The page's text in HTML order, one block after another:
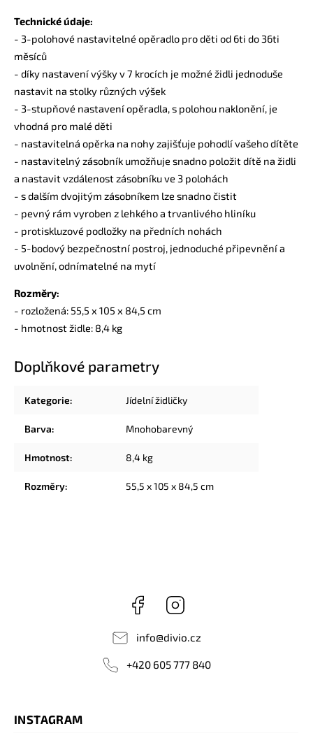
Technické údaje:
- 3-polohové nastavitelné opěradlo pro děti od 6ti do 36ti
měsíců
- díky nastavení výšky v 7 krocích je možné židli jednoduše
nastavit na stolky různých výšek
- 3-stupňové nastavení opěradla, s polohou naklonění, je
vhodná pro malé děti
- nastavitelná opěrka na nohy zajišťuje pohodlí vašeho dítěte
- nastavitelný zásobník umožňuje snadno položit dítě na židli
a nastavit vzdálenost zásobníku ve 3 polohách
- s dalším dvojitým zásobníkem lze snadno čistit
- pevný rám vyroben z lehkého a trvanlivého hliníku
- protiskluzové podložky na předních nohách
- 5-bodový bezpečnostní postroj, jednoduché připevnění a
uvolnění, odnímatelné na mytí
Rozměry:
- rozložená: 55,5 x 105 x 84,5 cm
- hmotnost židle: 8,4 kg
Doplňkové parametry
Kategorie: Jídelní židličky
Barva: Mnohobarevný
Hmotnost: 8,4 kg
Rozměry: 55,5 x 105 x 84,5 cm
Facebook
info@divio.cz
+420 605 777 840
INSTAGRAM